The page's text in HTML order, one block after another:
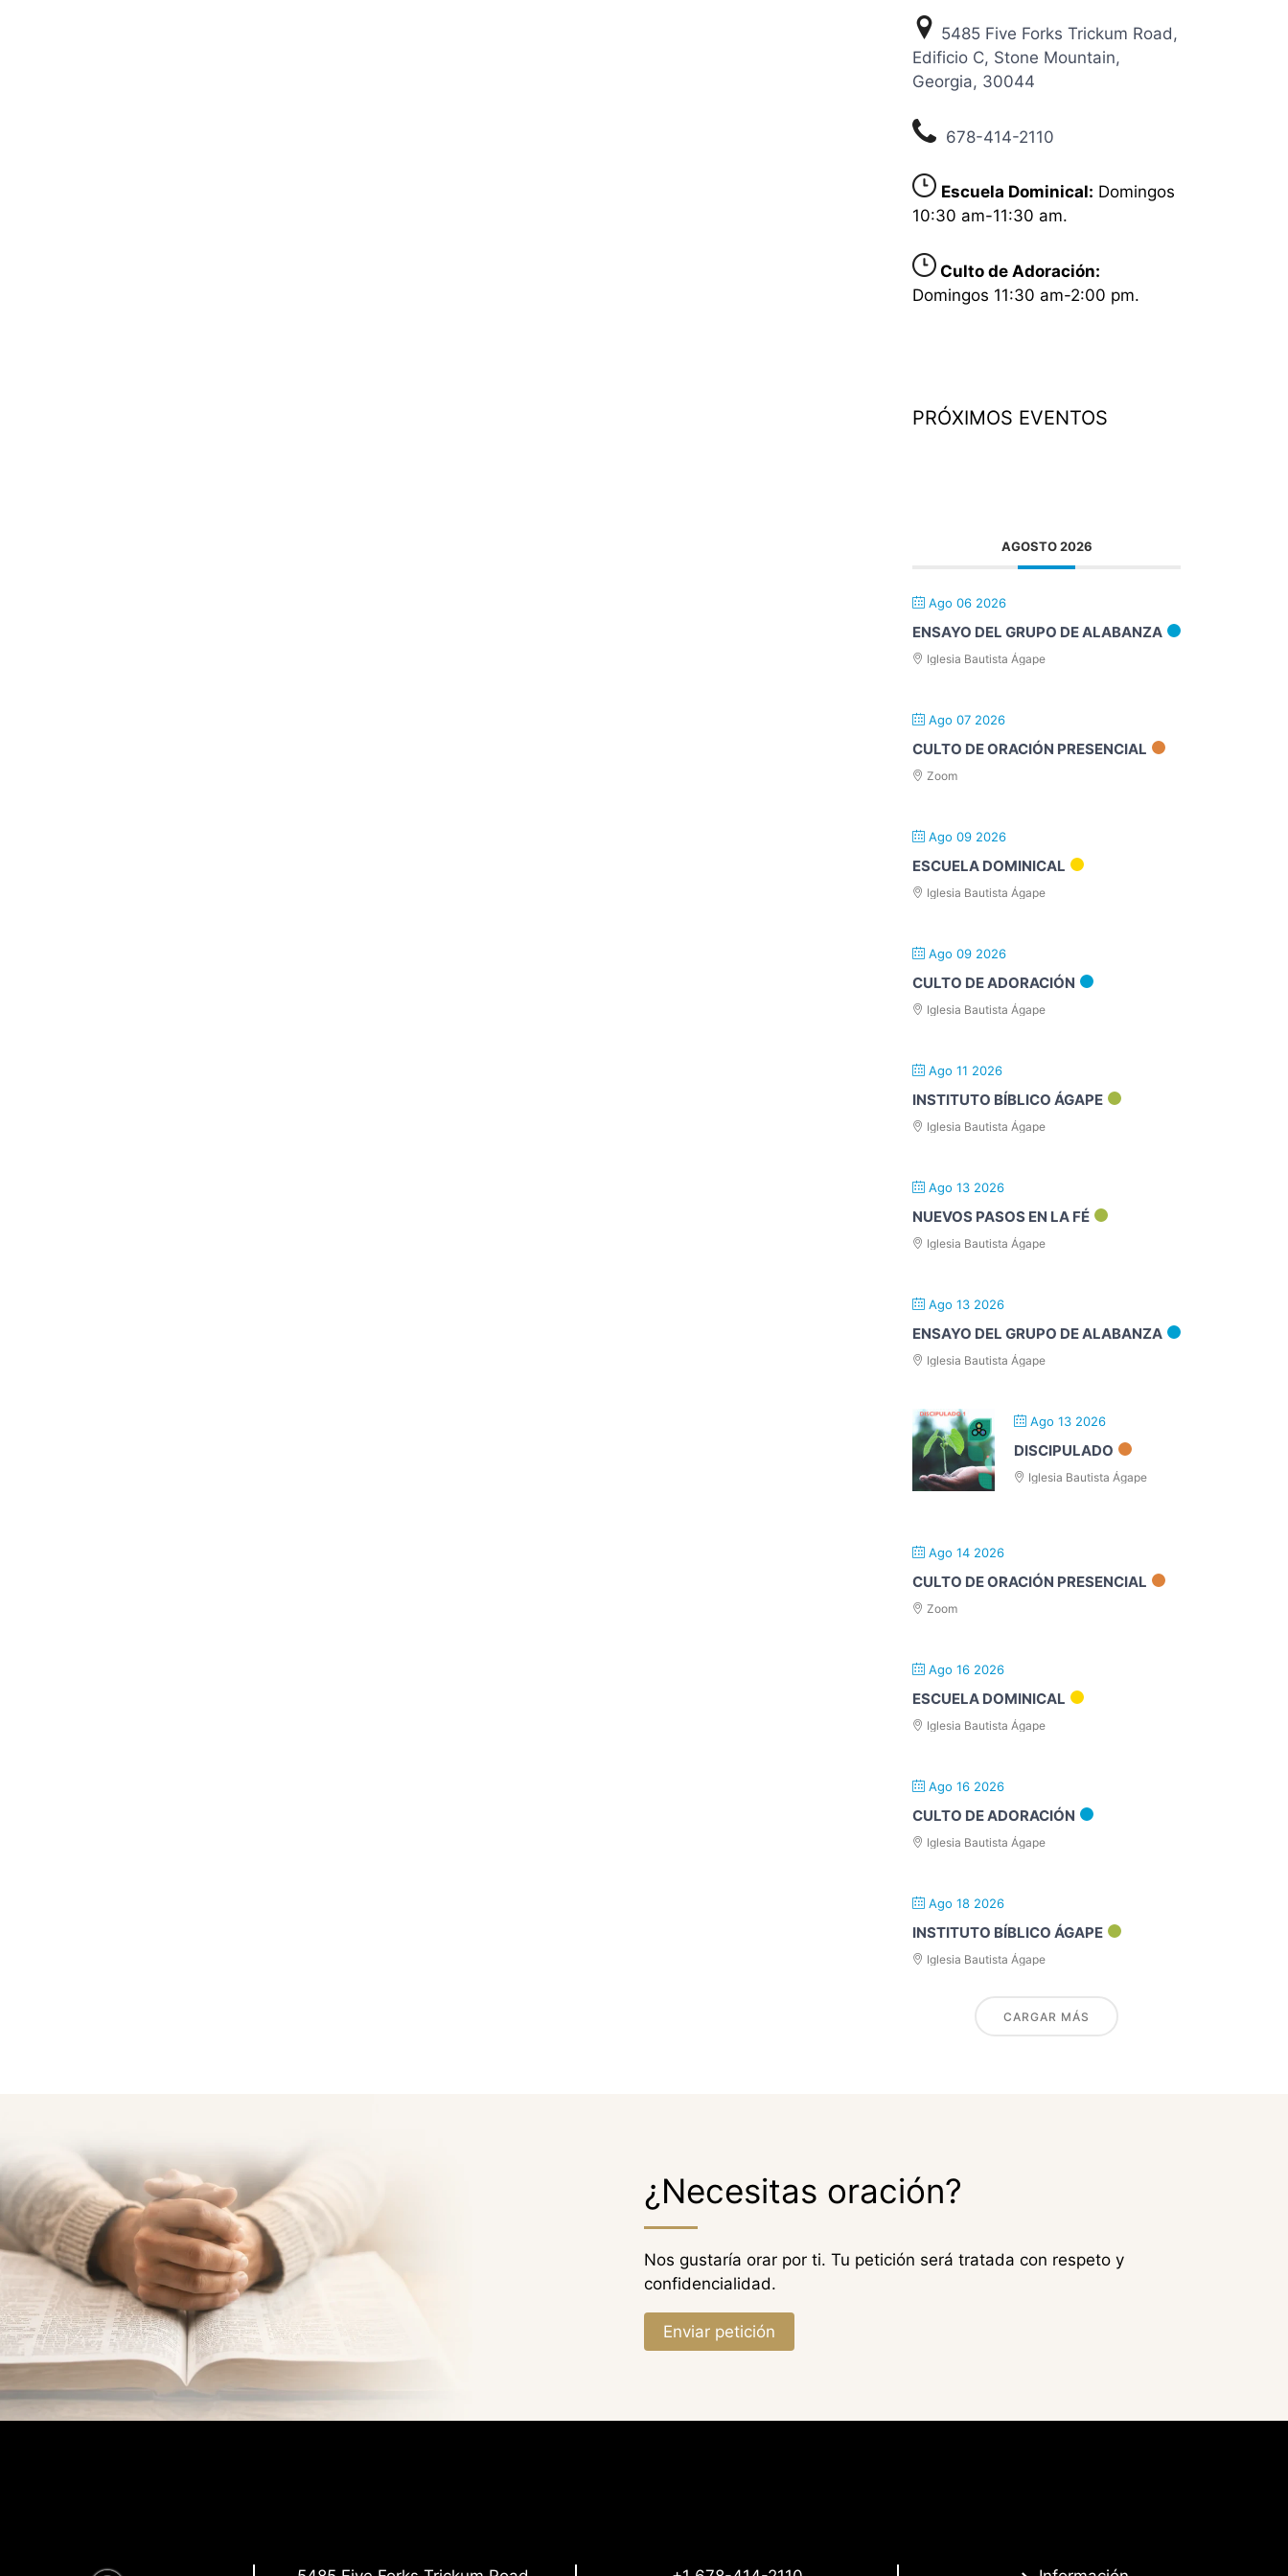
5485 Five Forks Trickum Road,
Edificio C, Stone Mountain,
Georgia, 30044
678-414-2110
Escuela Dominical: Domingos
10:30 am-11:30 am.
Culto de Adoración:
Domingos 11:30 am-2:00 pm.
PRÓXIMOS EVENTOS
AGOSTO 2026
Ago 06 2026
ENSAYO DEL GRUPO DE ALABANZA
Iglesia Bautista Ágape
Ago 07 2026
CULTO DE ORACIÓN PRESENCIAL
Zoom
Ago 09 2026
ESCUELA DOMINICAL
Iglesia Bautista Ágape
Ago 09 2026
CULTO DE ADORACIÓN
Iglesia Bautista Ágape
Ago 11 2026
INSTITUTO BÍBLICO ÁGAPE
Iglesia Bautista Ágape
Ago 13 2026
NUEVOS PASOS EN LA FÉ
Iglesia Bautista Ágape
Ago 13 2026
ENSAYO DEL GRUPO DE ALABANZA
Iglesia Bautista Ágape
Ago 13 2026
DISCIPULADO
Iglesia Bautista Ágape
Ago 14 2026
CULTO DE ORACIÓN PRESENCIAL
Zoom
Ago 16 2026
ESCUELA DOMINICAL
Iglesia Bautista Ágape
Ago 16 2026
CULTO DE ADORACIÓN
Iglesia Bautista Ágape
Ago 18 2026
INSTITUTO BÍBLICO ÁGAPE
Iglesia Bautista Ágape
CARGAR MÁS
¿Necesitas oración?
Nos gustaría orar por ti. Tu petición será tratada con respeto y
confidencialidad.
Enviar petición